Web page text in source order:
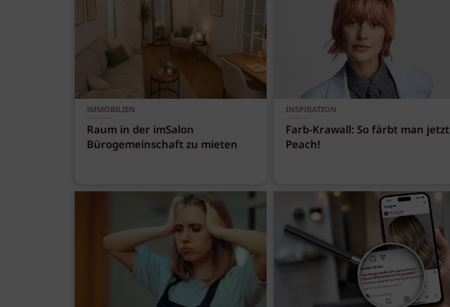
IMMOBILIEN
Raum in der imSalon
Bürogemeinschaft zu mieten
INSPIRATION
Farb-Krawall: So färbt man jetzt
Peach!